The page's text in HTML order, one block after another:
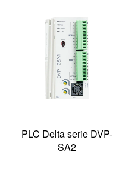
PLC Delta serie DVP-
SA2